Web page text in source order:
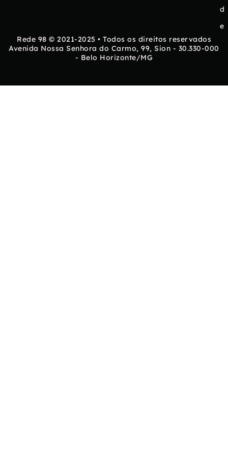
d
e
Rede 98 © 2021-2025 • Todos os direitos reservados
Avenida Nossa Senhora do Carmo, 99, Sion - 30.330-000
- Belo Horizonte/MG